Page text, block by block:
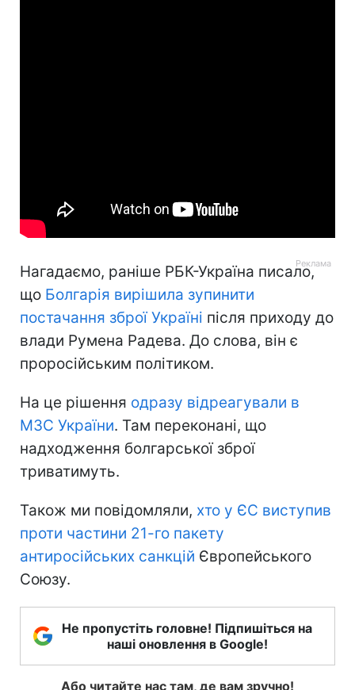
Нагадаємо, раніше РБК-Україна писало,
що Болгарія вирішила зупинити
постачання зброї Україні після приходу до
влади Румена Радева. До слова, він є
проросійським політиком.
На це рішення одразу відреагували в
МЗС України. Там переконані, що
надходження болгарської зброї
триватимуть.
Також ми повідомляли, хто у ЄС виступив
проти частини 21-го пакету
антиросійських санкцій Європейського
Союзу.
Не пропустіть головне! Підпишіться на
наші оновлення в Google!
Або читайте нас там, де вам зручно!